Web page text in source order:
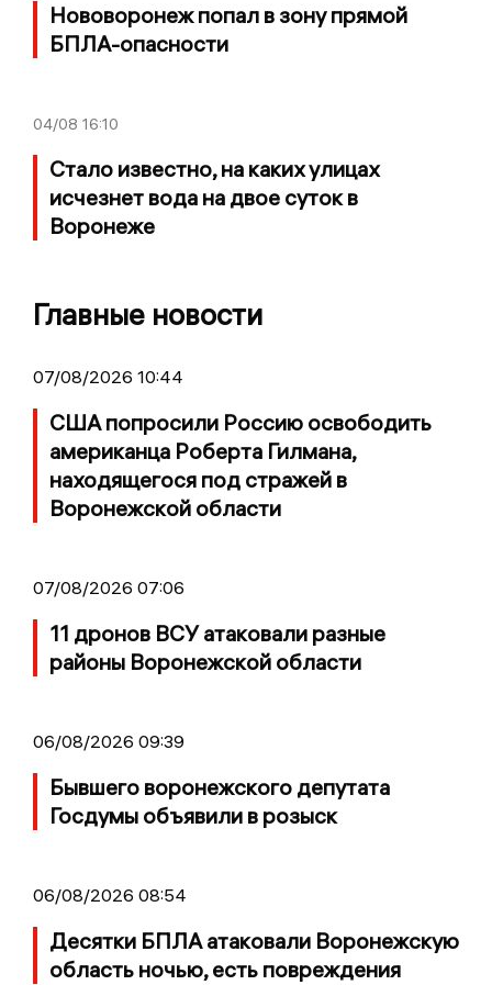
Нововоронеж попал в зону прямой
БПЛА-опасности
04/08 16:10
Стало известно, на каких улицах
исчезнет вода на двое суток в
Воронеже
Главные новости
07/08/2026 10:44
США попросили Россию освободить
американца Роберта Гилмана,
находящегося под стражей в
Воронежской области
07/08/2026 07:06
11 дронов ВСУ атаковали разные
районы Воронежской области
06/08/2026 09:39
Бывшего воронежского депутата
Госдумы объявили в розыск
06/08/2026 08:54
Десятки БПЛА атаковали Воронежскую
область ночью, есть повреждения